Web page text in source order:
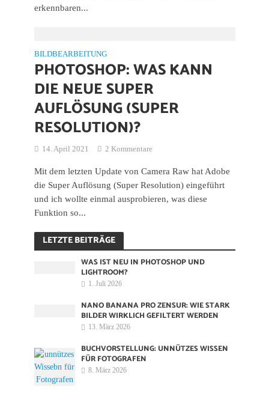
erkennbaren...
BILDBEARBEITUNG
PHOTOSHOP: WAS KANN
DIE NEUE SUPER
AUFLÖSUNG (SUPER
RESOLUTION)?
14. April 2021 2 Kommentare
Mit dem letzten Update von Camera Raw hat Adobe
die Super Auflösung (Super Resolution) eingeführt
und ich wollte einmal ausprobieren, was diese
Funktion so...
LETZTE BEITRÄGE
WAS IST NEU IN PHOTOSHOP UND
LIGHTROOM?
1. Juli 2026
NANO BANANA PRO ZENSUR: WIE STARK
BILDER WIRKLICH GEFILTERT WERDEN
13. März 2026
BUCHVORSTELLUNG: UNNÜTZES WISSEN
FÜR FOTOGRAFEN
8. März 2026